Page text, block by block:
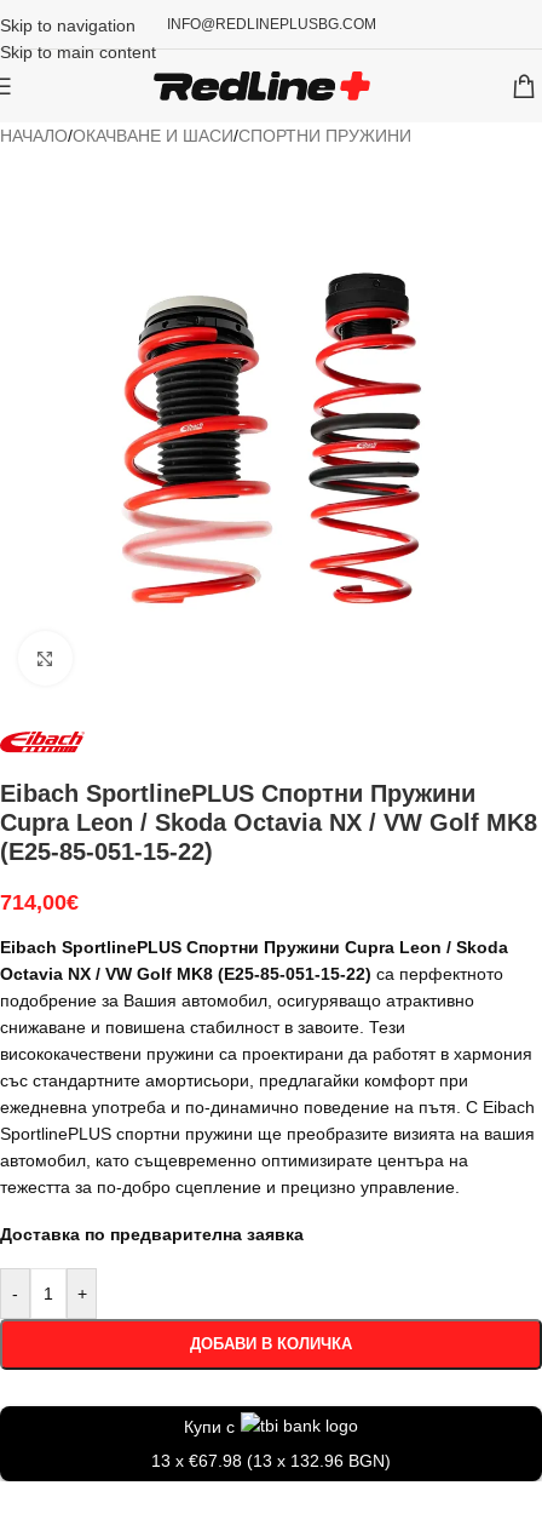
Skip to navigation
Skip to main content
INFO@REDLINEPLUSBG.COM
НАЧАЛО/ОКАЧВАНЕ И ШАСИ/СПОРТНИ ПРУЖИНИ
Eibach SportlinePLUS Спортни Пружини
Cupra Leon / Skoda Octavia NX / VW Golf MK8
(E25-85-051-15-22)
714,00€
Eibach SportlinePLUS Спортни Пружини Cupra Leon / Skoda
Octavia NX / VW Golf MK8 (E25-85-051-15-22) са перфектното
подобрение за Вашия автомобил, осигуряващо атрактивно
снижаване и повишена стабилност в завоите. Тези
висококачествени пружини са проектирани да работят в хармония
със стандартните амортисьори, предлагайки комфорт при
ежедневна употреба и по-динамично поведение на пътя. С Eibach
SportlinePLUS спортни пружини ще преобразите визията на вашия
автомобил, като същевременно оптимизирате центъра на
тежестта за по-добро сцепление и прецизно управление.
Доставка по предварителна заявка
- +
ДОБАВИ В КОЛИЧКА
Купи с
13 x €67.98 (13 x 132.96 BGN)